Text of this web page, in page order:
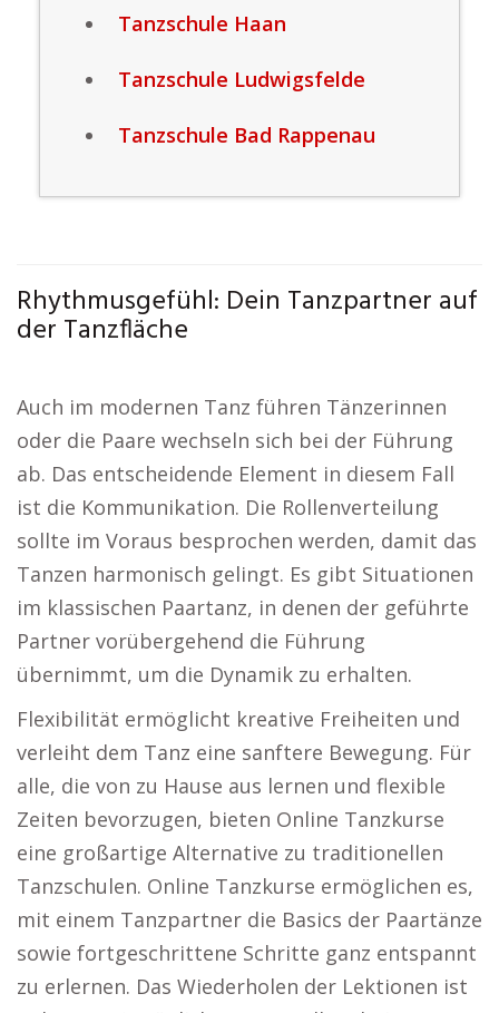
Tanzschule Haan
Tanzschule Ludwigsfelde
Tanzschule Bad Rappenau
Rhythmusgefühl: Dein Tanzpartner auf
der Tanzfläche
Auch im modernen Tanz führen Tänzerinnen
oder die Paare wechseln sich bei der Führung
ab. Das entscheidende Element in diesem Fall
ist die Kommunikation. Die Rollenverteilung
sollte im Voraus besprochen werden, damit das
Tanzen harmonisch gelingt. Es gibt Situationen
im klassischen Paartanz, in denen der geführte
Partner vorübergehend die Führung
übernimmt, um die Dynamik zu erhalten.
Flexibilität ermöglicht kreative Freiheiten und
verleiht dem Tanz eine sanftere Bewegung. Für
alle, die von zu Hause aus lernen und flexible
Zeiten bevorzugen, bieten Online Tanzkurse
eine großartige Alternative zu traditionellen
Tanzschulen. Online Tanzkurse ermöglichen es,
mit einem Tanzpartner die Basics der Paartänze
sowie fortgeschrittene Schritte ganz entspannt
zu erlernen. Das Wiederholen der Lektionen ist